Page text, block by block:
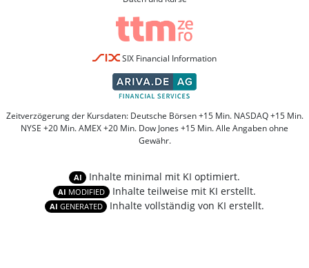
SIX Financial Information
Zeitverzögerung der Kursdaten: Deutsche Börsen +15 Min. NASDAQ +15 Min.
NYSE +20 Min. AMEX +20 Min. Dow Jones +15 Min. Alle Angaben ohne
Gewähr.
AI Inhalte minimal mit KI optimiert.
AI MODIFIED Inhalte teilweise mit KI erstellt.
AI GENERATED Inhalte vollständig von KI erstellt.